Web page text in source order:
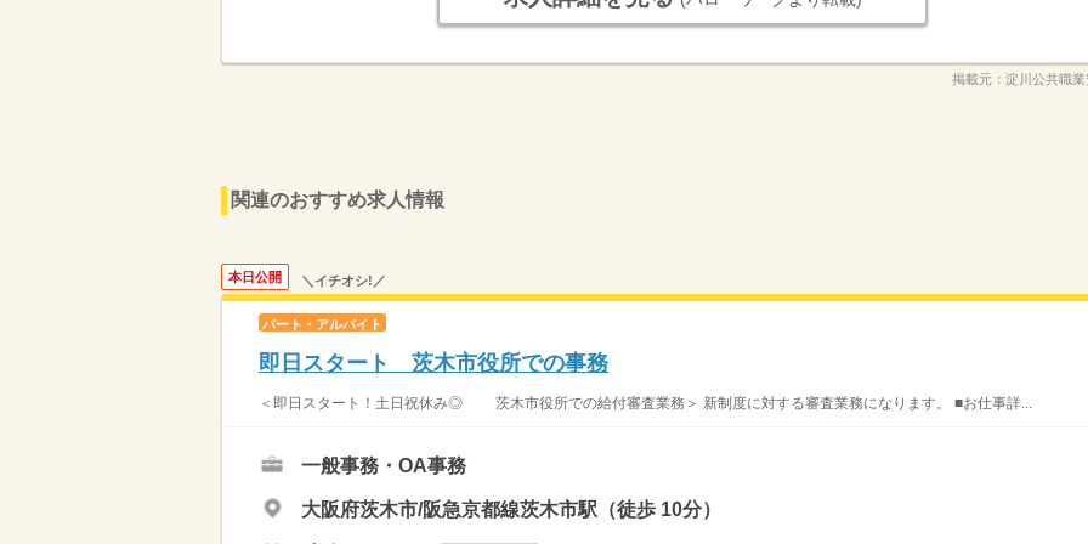
掲載元： 淀川公共職
関連のおすすめ求人情報
本日公開 ＼イチオシ!／
パート・アルバイト
即日スタート 茨木市役所での事務
＜即日スタート！土日祝休み◎ 茨木市役所での給付審査業務＞ 新制度に対する審査業務になります。 ■お仕事詳...
一般事務・OA事務
大阪府茨木市/阪急京都線茨木市駅（徒歩 10分）